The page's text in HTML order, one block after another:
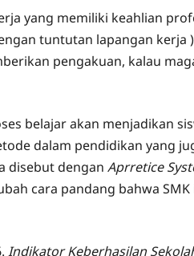
yang memiliki keahlian
tuntutan lapangan kerja
pengakuan, kalau
belajar akan menjadikan
dalam pendidikan yang
disebut dengan Aprretice
cara pandang bahwa
Indikator Keberhasilan